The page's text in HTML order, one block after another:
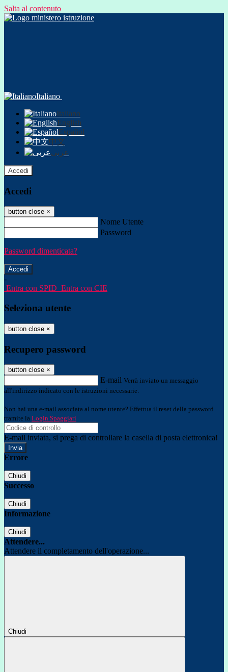
Salta al contenuto
Italiano
Italiano
English
Español
中文
عربى
Accedi
Accedi
button close ×
Nome Utente
Password
Password dimenticata?
-
Entra con SPID Entra con CIE
Seleziona utente
button close ×
Recupero password
button close ×
E-mail Verrà inviato un messaggio
all'indirizzo indicato con le istruzioni necessarie.
Non hai una e-mail associata al nome utente? Effettua il reset della password
tramite la Login Spaggiari
E-mail inviata, si prega di controllare la casella di posta elettronica!
Errore
Chiudi
Successo
Chiudi
Informazione
Chiudi
Attendere...
Attendere il completamento dell'operazione...
Chiudi